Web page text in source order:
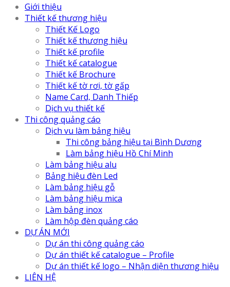
Giới thiệu
Thiết kế thương hiệu
Thiết Kế Logo
Thiết kế thương hiệu
Thiết kế profile
Thiết kế catalogue
Thiết kế Brochure
Thiết kế tờ rơi, tờ gấp
Name Card, Danh Thiếp
Dịch vụ thiết kế
Thi công quảng cáo
Dịch vu làm bảng hiệu
Thi công bảng hiệu tại Bình Dương
Làm bảng hiệu Hồ Chí Minh
Làm bảng hiệu alu
Bảng hiệu đèn Led
Làm bảng hiệu gỗ
Làm bảng hiệu mica
Làm bảng inox
Làm hộp đèn quảng cáo
DỰ ÁN MỚI
Dự án thi công quảng cáo
Dự án thiết kế catalogue – Profile
Dự án thiết kế logo – Nhận diện thương hiệu
LIÊN HỆ